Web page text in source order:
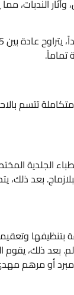
وآثار الندبات،
تتسم
أطباء الجلدية
بعد
بتنظيفها
عدم الشعور بأي ألم.